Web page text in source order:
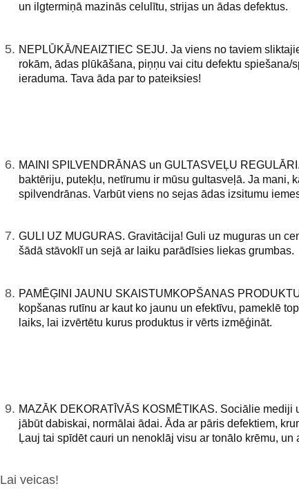
un ilgtermiņā mazinās celulītu, strijas un ādas defektus.
NEPLŪKĀ/NEAIZTIEC SEJU. Ja viens no taviem
rokām, ādas plūkāšana, piņņu vai citu defektu
ieraduma. Tava āda par to pateiksies!
MAINI SPILVENDRĀNAS un GULTASVEĻU
baktēriju, putekļu, netīrumu ir mūsu gultasveļā. Ja mani,
spilvendrānas. Varbūt viens no sejas ādas izsitumu
GULI UZ MUGURAS. Gravitācija! Guli uz muguras un
šādā stāvoklī un sejā ar laiku parādīsies liekas grumbas.
PAMĒĢINI JAUNU SKAISTUMKOPŠANAS
kopšanas rutīnu ar kaut ko jaunu un efektīvu, pameklē
laiks, lai izvērtētu kurus produktus ir vērts izmēģināt.
MAZĀK DEKORATĪVĀS KOSMĒTIKAS. Sociālie mediji
jābūt dabiskai, normālai ādai. Āda ar pāris defektiem,
Ļauj tai spīdēt cauri un nenoklāj visu ar tonālo krēmu,
Lai veicas!